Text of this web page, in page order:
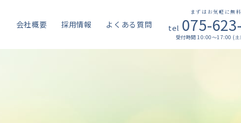
会社概要 採用情報 よくある質問
まずはお気軽に無
tel 075-
受付時間 10:00～17:00 (土